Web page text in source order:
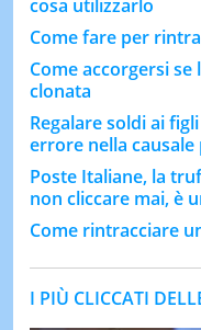
cosa utilizzarlo
Come fare per
Come accorgersi
clonata
Regalare soldi ai
errore nella
Poste Italiane, la
non cliccare mai, è
Come rintracciare
I PIÙ CLICCATI